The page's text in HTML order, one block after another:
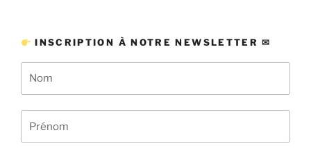
INSCRIPTION À NOTRE NEWSLETTER ✉